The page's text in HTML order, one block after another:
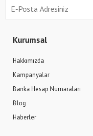
Kurumsal
Hakkımızda
Kampanyalar
Banka Hesap Numaraları
Blog
Haberler